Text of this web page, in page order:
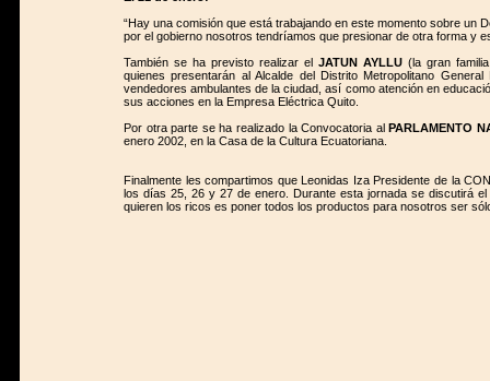
“Hay una comisión que está trabajando en este momento sobre un
por el gobierno nosotros tendríamos que presionar de otra forma y
También se ha previsto realizar el JATUN AYLLU(la gran familia
quienes presentarán al Alcalde del Distrito Metropolitano
vendedores ambulantes de la ciudad, así como atención en
sus acciones en la Empresa Eléctrica Quito.
Por otra parte se ha realizado la Convocatoria alPARLAMENTO
enero 2002, en la Casa de la Cultura Ecuatoriana.
Finalmente les compartimos que Leonidas Iza Presidente de la
los días 25, 26 y 27 de enero. Durante esta jornada se discutirá
quieren los ricos es poner todos los productos para nosotros ser